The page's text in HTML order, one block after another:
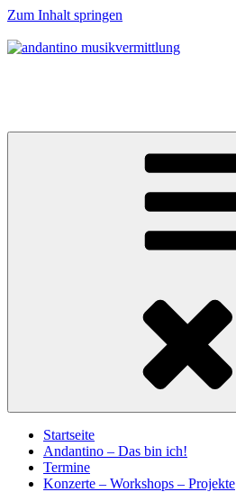
Zum Inhalt springen
Startseite
Andantino – Das bin ich!
Termine
Konzerte – Workshops – Projekte